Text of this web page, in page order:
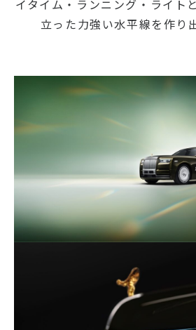
イタイム・ランニング・ライト
立った力強い水平線を作り